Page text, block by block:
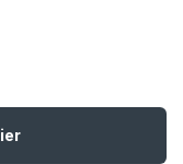
honor 7 LITE modele